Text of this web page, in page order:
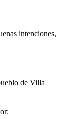
intenciones,
de Villa